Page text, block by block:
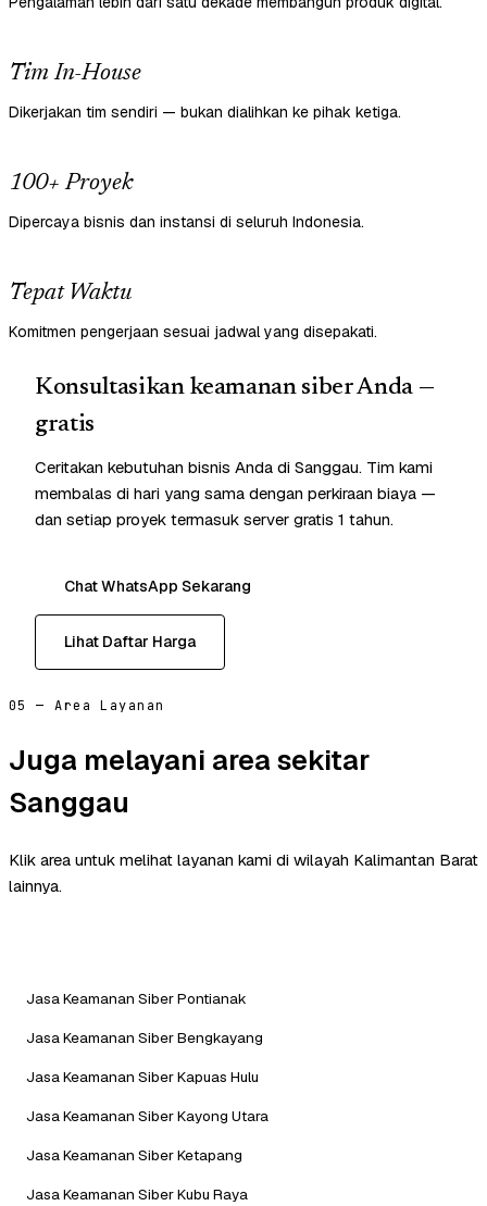
Tim In-House
Dikerjakan tim sendiri — bukan dialihkan ke pihak ketiga.
100+ Proyek
Dipercaya bisnis dan instansi di seluruh Indonesia.
Tepat Waktu
Komitmen pengerjaan sesuai jadwal yang disepakati.
Konsultasikan keamanan siber Anda —
gratis
Ceritakan kebutuhan bisnis Anda di Sanggau. Tim kami
membalas di hari yang sama dengan perkiraan biaya —
dan setiap proyek termasuk server gratis 1 tahun.
Chat WhatsApp Sekarang
Lihat Daftar Harga
05 — Area Layanan
Juga melayani area sekitar
Sanggau
Klik area untuk melihat layanan kami di wilayah Kalimantan Barat
lainnya.
Jasa Keamanan Siber Pontianak
Jasa Keamanan Siber Bengkayang
Jasa Keamanan Siber Kapuas Hulu
Jasa Keamanan Siber Kayong Utara
Jasa Keamanan Siber Ketapang
Jasa Keamanan Siber Kubu Raya